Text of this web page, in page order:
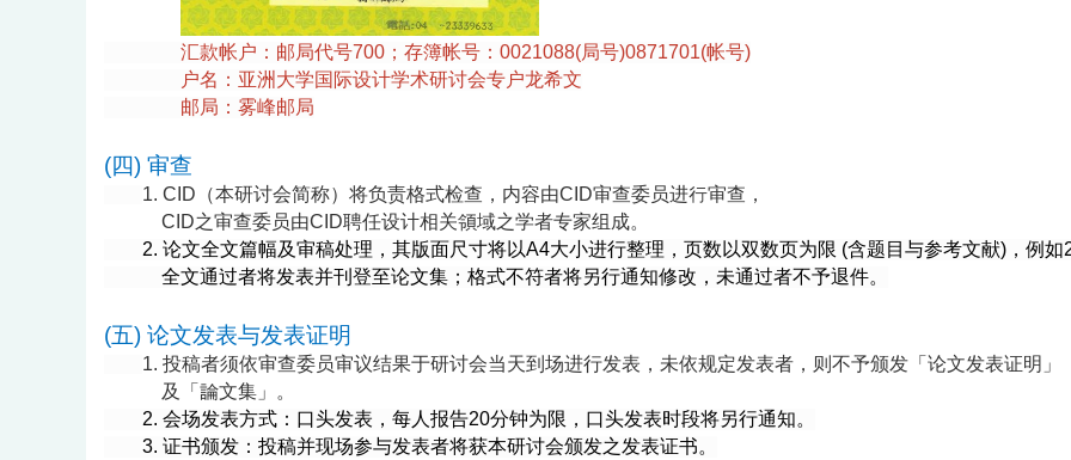
汇款帐户：邮局代号700；存簿帐号：0021088(局号)0871701(帐号)
户名：亚洲大学国际设计学术研讨会专户龙希文
邮局：雾峰邮局
(四) 审查
1. CID （本研讨会简称） 将负责格式检查，内容由CID审查委员进行审查，
CID之审查委员由CID聘任设计相关領域之学者专家组成。
2. 论文全文篇幅及审稿处理，其版面尺寸将以A4大小进行整理，页数以双数页为限 (含题目与参考文献)，例如
全文通过者将发表并刊登至论文集；格式不符者将另行通知修改，未通过者不予退件。
(五) 论文发表与发表证明
1. 投稿者须依审查委员审议结果于研讨会当天到场进行发表，未依规定发表者，则不予颁发「论文发表证明」
及「論文集」。
2. 会场发表方式：口头发表，每人报告20分钟为限，口头发表时段将另行通知。
3. 证书颁发：投稿并现场参与发表者将获本研讨会颁发之发表证书。